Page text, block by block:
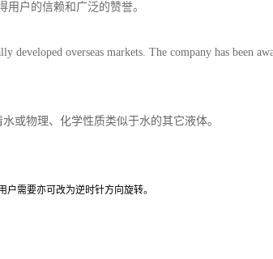
得用户的信赖和广泛的赞誉。
overseas markets. The company has been
或物理、化学性质类似于水的其它液体。
需要亦可改为逆时针方向旋转。